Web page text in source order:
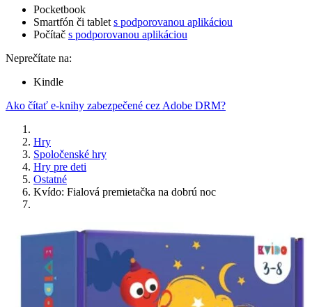
Pocketbook
Smartfón či tablet s podporovanou aplikáciou
Počítač s podporovanou aplikáciou
Neprečítate na:
Kindle
Ako čítať e-knihy zabezpečené cez Adobe DRM?
Hry
Spoločenské hry
Hry pre deti
Ostatné
Kvído: Fialová premietačka na dobrú noc